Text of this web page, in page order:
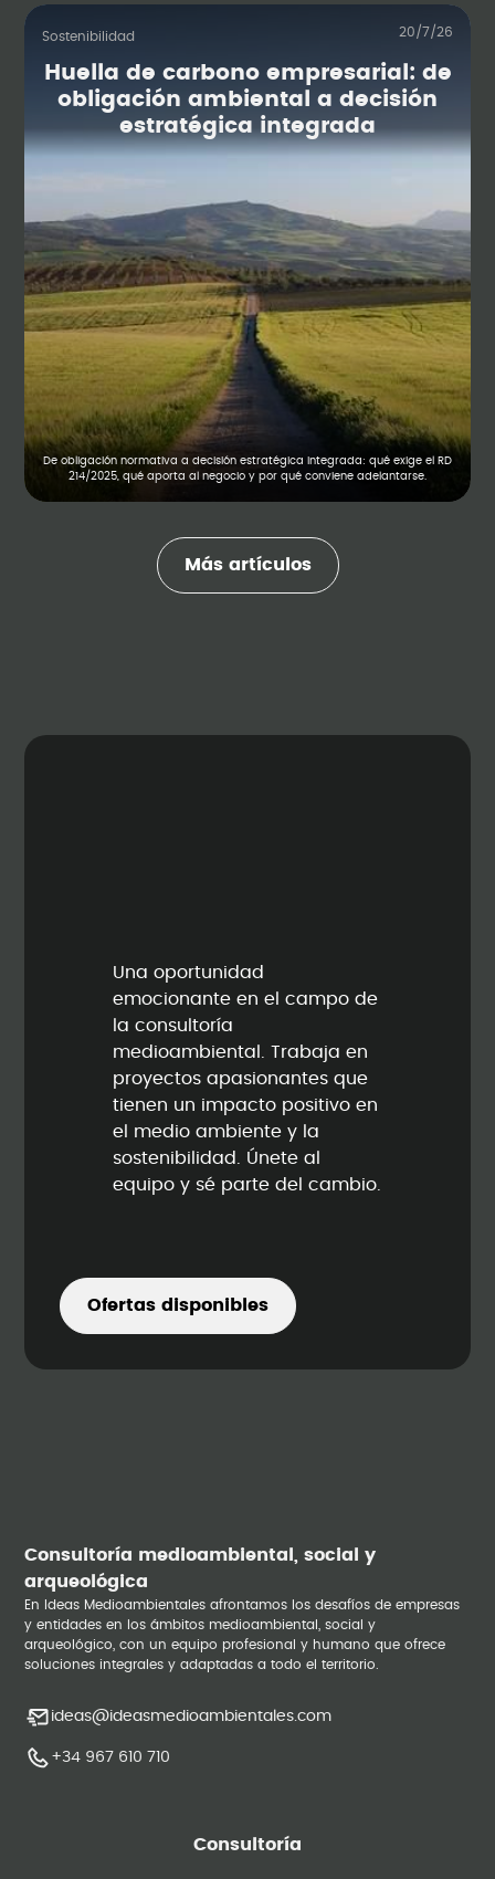
Sostenibilidad 20/7/26
Huella de carbono empresarial: de
obligación ambiental a decisión
estratégica integrada
De obligación normativa a decisión estratégica integrada: qué exige el RD
214/2025, qué aporta al negocio y por qué conviene adelantarse.
Más artículos
Una oportunidad
emocionante en el campo de
la consultoría
medioambiental. Trabaja en
proyectos apasionantes que
tienen un impacto positivo en
el medio ambiente y la
sostenibilidad. Únete al
equipo y sé parte del cambio.
Ofertas disponibles
Consultoría medioambiental, social y
arqueológica
En Ideas Medioambientales afrontamos los desafíos de empresas
y entidades en los ámbitos medioambiental, social y
arqueológico, con un equipo profesional y humano que ofrece
soluciones integrales y adaptadas a todo el territorio.
ideas@ideasmedioambientales.com
+34 967 610 710
Consultoría